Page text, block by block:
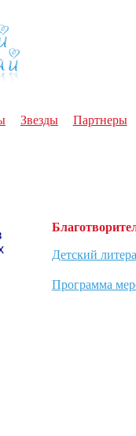
Звезды Партнеры
Детский
Программа